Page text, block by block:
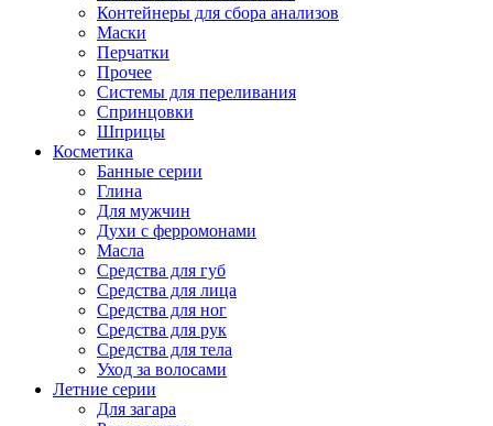
Контейнеры для сбора анализов
Маски
Перчатки
Прочее
Системы для переливания
Спринцовки
Шприцы
Косметика
Банные серии
Глина
Для мужчин
Духи с ферромонами
Масла
Средства для губ
Средства для лица
Средства для ног
Средства для рук
Средства для тела
Уход за волосами
Летние серии
Для загара